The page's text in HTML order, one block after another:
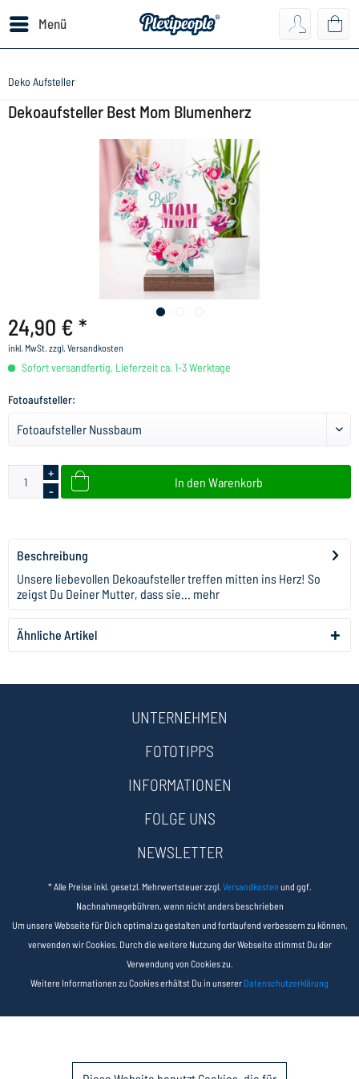
Menü
Deko Aufsteller
Dekoaufsteller Best Mom Blumenherz
24,90 € *
inkl. MwSt. zzgl. Versandkosten
Sofort versandfertig, Lieferzeit ca. 1-3 Werktage
Fotoaufsteller:
+
-
In den Warenkorb
Beschreibung
Unsere liebevollen Dekoaufsteller treffen mitten ins Herz! So
zeigst Du Deiner Mutter, dass sie... mehr
Ähnliche Artikel
UNTERNEHMEN
FOTOTIPPS
INFORMATIONEN
FOLGE UNS
NEWSLETTER
* Alle Preise inkl. gesetzl. Mehrwertsteuer zzgl. Versandkosten und ggf.
Nachnahmegebühren, wenn nicht anders beschrieben
Um unsere Webseite für Dich optimal zu gestalten und fortlaufend verbessern zu können,
verwenden wir Cookies. Durch die weitere Nutzung der Webseite stimmst Du der
Verwendung von Cookies zu.
Weitere Informationen zu Cookies erhältst Du in unserer Datenschutzerklärung